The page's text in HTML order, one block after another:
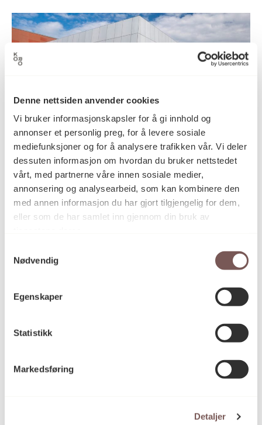
Denne nettsiden anvender cookies
Vi bruker informasjonskapsler for å gi innhold og
annonser et personlig preg, for å levere sosiale
mediefunksjoner og for å analysere trafikken vår. Vi deler
dessuten informasjon om hvordan du bruker nettstedet
vårt, med partnerne våre innen sosiale medier,
annonsering og analysearbeid, som kan kombinere den
med annen informasjon du har gjort tilgjengelig for dem,
eller som de har samlet inn gjennom din bruk av
Nødvendig
Egenskaper
Statistikk
Markedsføring
Detaljer
Express
Åsa Maria Bengtsson